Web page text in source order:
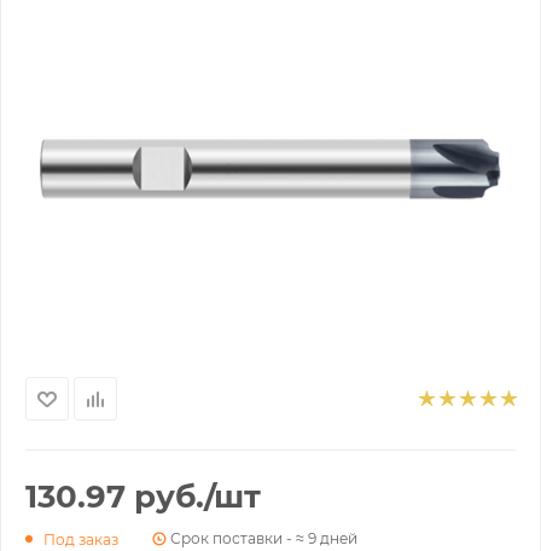
130.97 руб./шт
Под заказ Срок поставки - ≈ 9 дней